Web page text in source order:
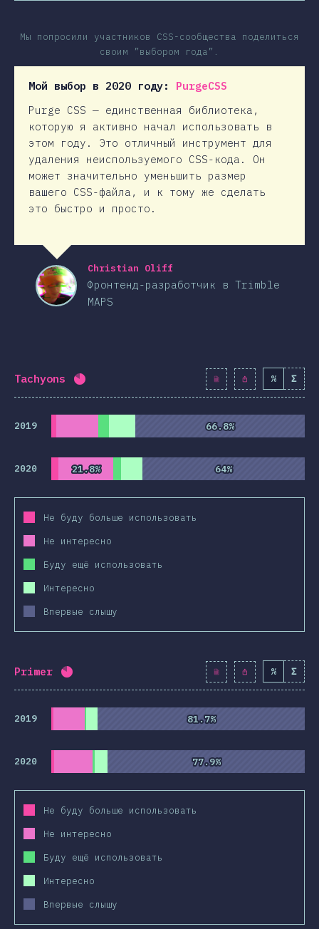
Мы попросили участников CSS-сообщества поделиться
своим ”выбором года”.
Мой выбор в 2020 году: PurgeCSS
Purge CSS — единственная библиотека,
которую я активно начал использовать в
этом году. Это отличный инструмент для
удаления неиспользуемого CSS-кода. Он
может значительно уменьшить размер
вашего CSS-файла, и к тому же сделать
это быстро и просто.
Christian Oliff
Фронтенд-разработчик в Trimble
MAPS
Tachyons Процент заполнения: 82 % 9423 % Σ
2019 66.8%
66.8%
2020 21.8%
21.8% 64%
64%
Не буду больше использовать
Не интересно
Буду ещё использовать
Интересно
Впервые слышу
Primer Процент заполнения: 81.9 % 9413 % Σ
2019 81.7%
81.7%
2020 77.9%
77.9%
Не буду больше использовать
Не интересно
Буду ещё использовать
Интересно
Впервые слышу